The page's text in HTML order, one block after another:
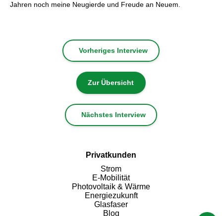
Jahren noch meine Neugierde und Freude an Neuem.
Vorheriges Interview
Zur Übersicht
Nächstes Interview
Privatkunden
Strom
E-Mobilität
Photovoltaik & Wärme
Energiezukunft
Glasfaser
Blog